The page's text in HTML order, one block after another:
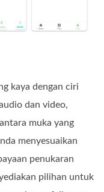
kaya dengan ciri
dan video,
muka yang
menyesuaikan
penukaran
pilihan untuk